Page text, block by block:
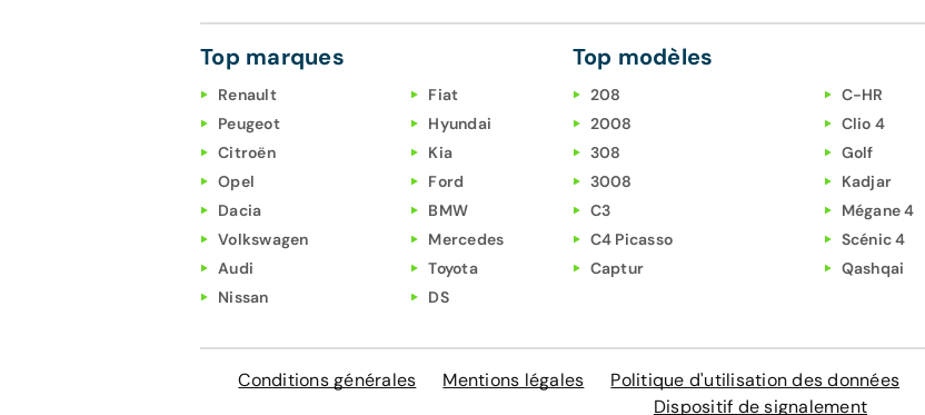
Top marques
Renault
Peugeot
Citroën
Opel
Dacia
Volkswagen
Audi
Nissan
Fiat
Hyundai
Kia
Ford
BMW
Mercedes
Toyota
DS
Top modèles
208
2008
308
3008
C3
C4 Picasso
Captur
C-HR
Clio 4
Golf
Kadjar
Mégane 4
Scénic 4
Qashqai
Conditions générales Mentions légales Politique d'utilisation des données
Dispositif de signalement